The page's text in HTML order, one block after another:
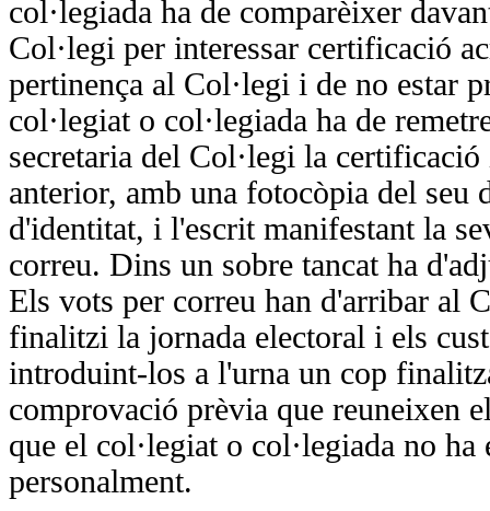
col·legiada ha de comparèixer
Col·legi per interessar certificació
pertinença al Col·legi i de no estar
col·legiat o col·legiada ha de
secretaria del Col·legi la
anterior, amb una fotocòpia del seu
d'identitat, i l'escrit manifestant la
correu. Dins un sobre tancat ha
Els vots per correu han d'arribar al
finalitzi la jornada electoral i els
introduint-los a l'urna un cop
comprovació prèvia que reuneixen
que el col·legiat o col·legiada no
personalment.